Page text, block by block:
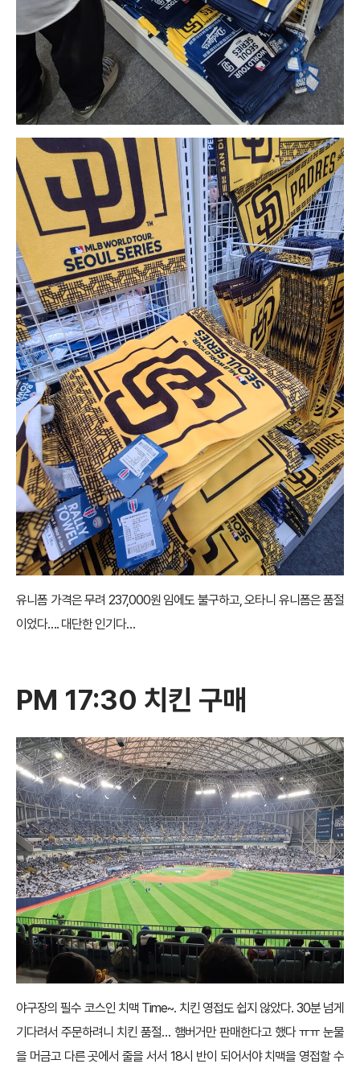
유니폼 가격은 무려 237,000원 임에도 불구하고, 오타니 유니폼은 품절
이었다…. 대단한 인기다…
PM 17:30 치킨 구매
야구장의 필수 코스인 치맥 Time~. 치킨 영접도 쉽지 않았다. 30분 넘게
기다려서 주문하려니 치킨 품절… 햄버거만 판매한다고 했다 ㅠㅠ 눈물
을 머금고 다른 곳에서 줄을 서서 18시 반이 되어서야 치맥을 영접할 수